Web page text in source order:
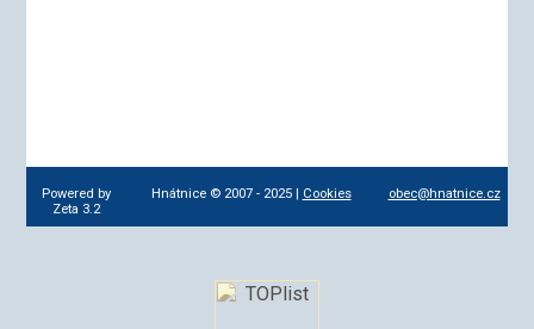
Powered by
Zeta 3.2
Hnátnice © 2007 - 2025 | Cookies obec@hnatnice.cz